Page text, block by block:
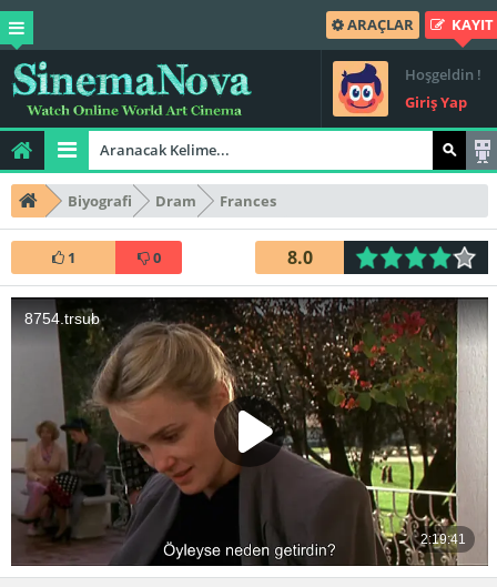
ARAÇLAR KAYIT
Hoşgeldin !
Giriş Yap
Biyografi Dram Frances
1 0 8.0